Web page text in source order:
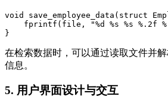
void save_employee_data(struct
fprintf(file, "%d %s %s %.2f
在检索数据时，可以通过读取文件并
信息。
5. 用户界面设计与交互